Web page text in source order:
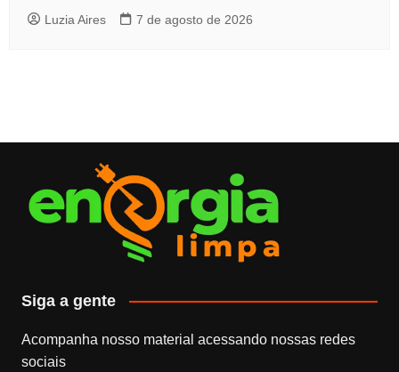
Luzia Aires 7 de agosto de 2026
Siga a gente
Acompanha nosso material acessando nossas redes
sociais